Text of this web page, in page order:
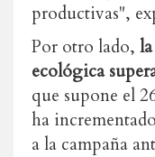
productivas",
Por otro lado,
ecológica
que supone el
ha
a la campaña